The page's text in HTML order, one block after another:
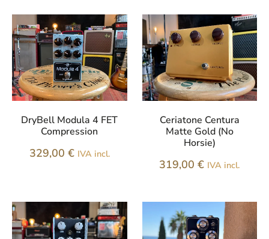
DryBell Modula 4 FET
Compression
329,00 € IVA incl.
Ceriatone Centura
Matte Gold (No
Horsie)
319,00€ IVA incl.